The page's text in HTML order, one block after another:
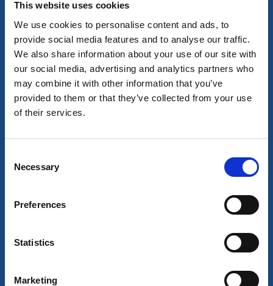
This website uses cookies
We use cookies to personalise content and ads, to
provide social media features and to analyse our traffic.
We also share information about your use of our site with
our social media, advertising and analytics partners who
may combine it with other information that you’ve
provided to them or that they’ve collected from your use
of their services.
Selection
Necessary
Preferences
Statistics
Marketing
presto.
NOME*
COGNOME*
N. DI TELEFONO